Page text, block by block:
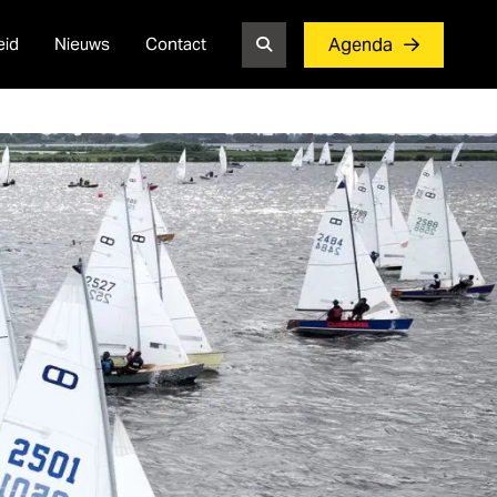
Nieuws Contact Agenda